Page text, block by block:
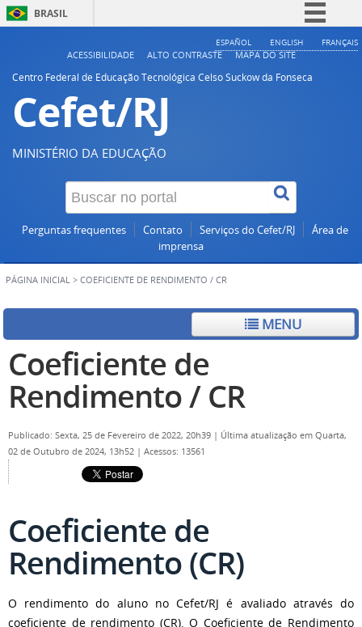
BRASIL
Simplifique!
ESPAÑOL ENGLISH FRANÇAIS
ACESSIBILIDADE ALTO CONTRASTE
MAPA DO SITE
Centro Federal de Educação Tecnológica Celso Suckow da Fonseca
Cefet/RJ
MINISTÉRIO DA EDUCAÇÃO
Perguntas frequentes Contato Serviços do Cefet/RJ
Área de
imprensa
PÁGINA INICIAL > COEFICIENTE DE RENDIMENTO / CR
MENU
Coeficiente de
Rendimento / CR
Publicado: Sexta, 25 de Fevereiro de 2022, 20h39 | Última atualização em Quarta,
02 de Outubro de 2024, 13h52 | Acessos: 13561
Coeficiente de
Rendimento (CR)
O rendimento do aluno no Cefet/RJ é avaliado através do
coeficiente de rendimento (CR). O Coeficiente de Rendimento